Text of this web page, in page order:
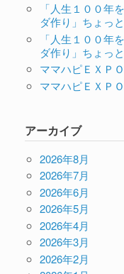
「人生１００年
ダ作り」ちょっ
「人生１００年
ダ作り」ちょっ
ママハピＥＸＰＯ
ママハピＥＸＰＯ
アーカイブ
2026年8月
2026年7月
2026年6月
2026年5月
2026年4月
2026年3月
2026年2月